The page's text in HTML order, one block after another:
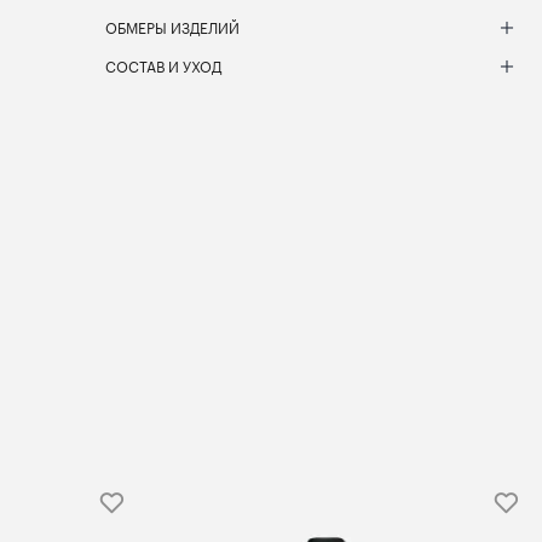
ОБМЕРЫ ИЗДЕЛИЙ
СОСТАВ И УХОД